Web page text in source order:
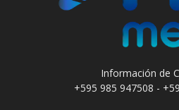
Información de
+595 985 947508 -